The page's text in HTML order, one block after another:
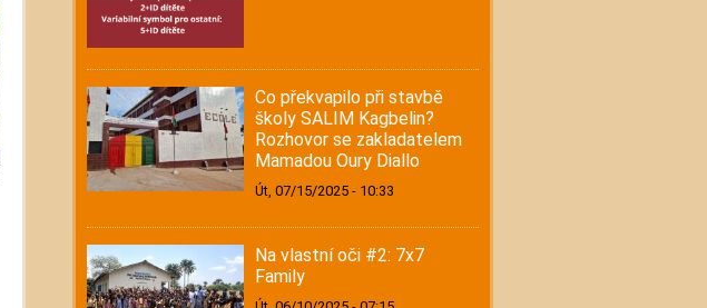
Co překvapilo při stavbě
školy SALIM Kagbelin?
Rozhovor se zakladatelem
Mamadou Oury Diallo
Út, 07/15/2025 - 10:33
Na vlastní oči #2: 7x7
Family